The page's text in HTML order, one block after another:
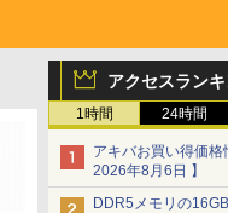
アクセスラン
1時間 24時間
アキバお買い得価格
2026年8月6日 】
DDR5メモリの